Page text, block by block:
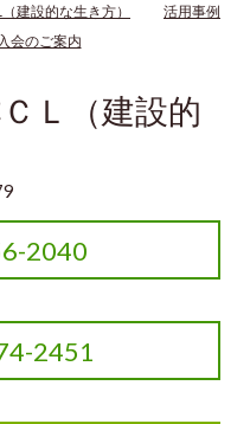
（建設的な生き方）
活用事例
入会のご案内
Ｌ（建設的
2040
2451